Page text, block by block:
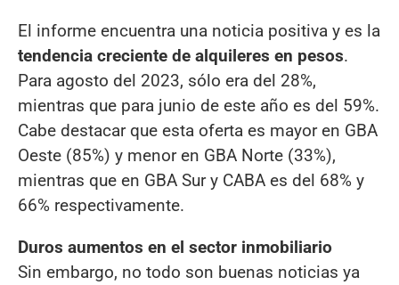
El informe encuentra una noticia positiva y es la
tendencia creciente de alquileres en pesos.
Para agosto del 2023, sólo era del 28%,
mientras que para junio de este año es del 59%.
Cabe destacar que esta oferta es mayor en GBA
Oeste (85%) y menor en GBA Norte (33%),
mientras que en GBA Sur y CABA es del 68% y
66% respectivamente.
Duros aumentos en el sector inmobiliario
Sin embargo, no todo son buenas noticias ya